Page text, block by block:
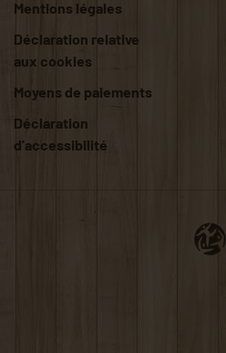
Mentions légales
Déclaration relative
aux cookies
Moyens de paiements
Déclaration
d'accessibilité